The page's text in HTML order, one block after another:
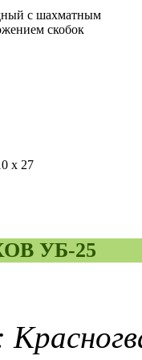
с шахматным
скобок
х 27
УБ-25